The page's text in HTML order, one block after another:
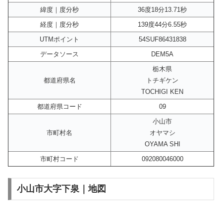
緯度｜度分秒
36度18分13.71秒
経度｜度分秒
139度44分6.55秒
UTMポイント
54SUF86431838
データソース
DEM5A
都道府県名
栃木県
トチギケン
TOCHIGI KEN
都道府県コード
09
市町村名
小山市
オヤマシ
OYAMA SHI
市町村コード
092080046000
小山市大字下泉｜地図